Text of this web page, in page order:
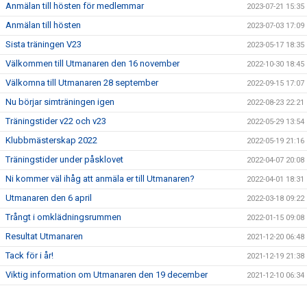
Anmälan till hösten för medlemmar 2023-07-21 15:35
Anmälan till hösten 2023-07-03 17:09
Sista träningen V23 2023-05-17 18:35
Välkommen till Utmanaren den 16 november 2022-10-30 18:45
Välkomna till Utmanaren 28 september 2022-09-15 17:07
Nu börjar simträningen igen 2022-08-23 22:21
Träningstider v22 och v23 2022-05-29 13:54
Klubbmästerskap 2022 2022-05-19 21:16
Träningstider under påsklovet 2022-04-07 20:08
Ni kommer väl ihåg att anmäla er till Utmanaren? 2022-04-01 18:31
Utmanaren den 6 april 2022-03-18 09:22
Trångt i omklädningsrummen 2022-01-15 09:08
Resultat Utmanaren 2021-12-20 06:48
Tack för i år! 2021-12-19 21:38
Viktig information om Utmanaren den 19 december 2021-12-10 06:34